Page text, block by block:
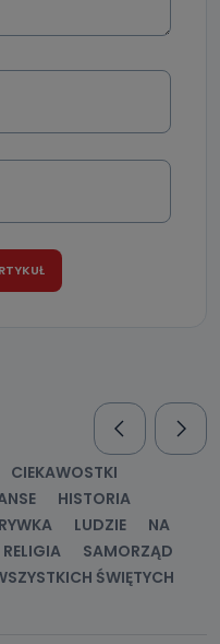
CIEKAWOSTKI
HISTORIA
LUDZIE
NA
RELIGIA
SAMORZĄD
ŚWIĘTYCH